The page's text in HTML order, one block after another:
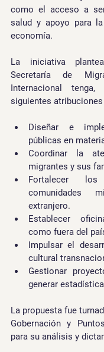
como el acceso a
salud y apoyo para
economía.
La iniciativa
Secretaría de
Internacional
siguientes atribuciones
Diseñar e
públicas en
Coordinar la
migrantes y sus
Fortalecer
comunidades
extranjero.
Establecer
como fuera del
Impulsar el
cultural
Gestionar
generar
La propuesta fue
Gobernación y
para su análisis y